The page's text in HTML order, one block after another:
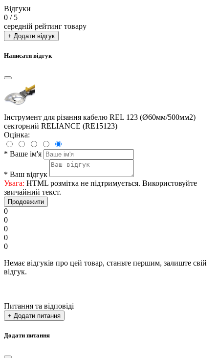
Відгуки
0 / 5
середній рейтинг товару
+ Додати відгук
Написати відгук
Інструмент для різання кабелю REL 123 (Ø60мм/500мм2)
секторний RELIANCE (RE15123)
Оцінка:
* Ваше ім'я
* Ваш відгук
Увага: HTML розмітка не підтримується. Використовуйте
звичайний текст.
Продовжити
0
0
0
0
0
Немає відгуків про цей товар, станьте першим, залиште свій
відгук.
Питання та відповіді
+ Додати питання
Додати питання